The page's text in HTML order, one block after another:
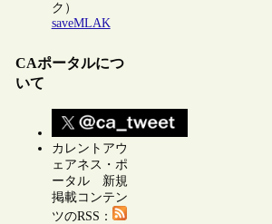
ク）
saveMLAK
CAポータルにつ
いて
カレントアウ
ェアネス・ポ
ータル 新規
掲載コンテン
ツのRSS：